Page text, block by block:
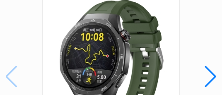
Amazfit GTR (47mm)
Amazfit GTR 2 Classic (46mm)
Amazfit GTR 2 Sport (46mm)
Amazfit GTR 2e (46mm)
Amazfit GTR 3 (46mm)
Amazfit GTR 3 Pro (46mm)